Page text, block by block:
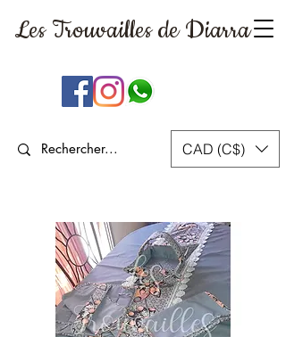
Les Trouvaillesde Diarra
CAD (C$)